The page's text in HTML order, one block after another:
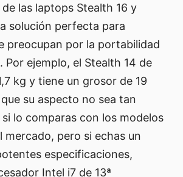
de las laptops Stealth 16 y
solución perfecta para
preocupan por la portabilidad
Por ejemplo, el Stealth 14 de
kg y tiene un grosor de 19
su aspecto no sea tan
lo comparas con los modelos
mercado, pero si echas un
especificaciones,
Intel i7 de 13ª